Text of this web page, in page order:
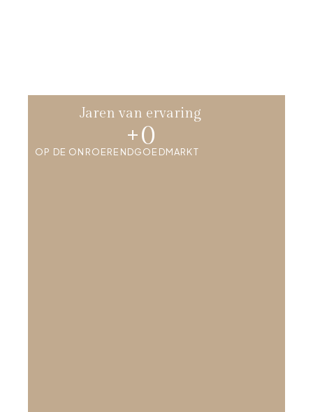
Jaren van ervaring
+0
OP DE ONROERENDGOEDMARKT